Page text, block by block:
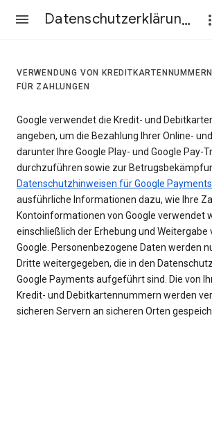
Datenschutzerklärung & Nutzungsbedingungen
VERWENDUNG VON
FÜR ZAHLUNGEN
Google verwendet die Kredit- und
angeben, um die Bezahlung Ihrer Online-
darunter Ihre Google Play- und Google Pay-
durchzuführen sowie zur
Datenschutzhinweisen für Google Payments
ausführliche Informationen dazu, wie Ihre
Kontoinformationen von Google verwendet
einschließlich der Erhebung und Weitergabe
Google. Personenbezogene Daten werden
Dritte weitergegeben, die in den
Google Payments aufgeführt sind. Die von
Kredit- und Debitkartennummern werden
sicheren Servern an sicheren Orten